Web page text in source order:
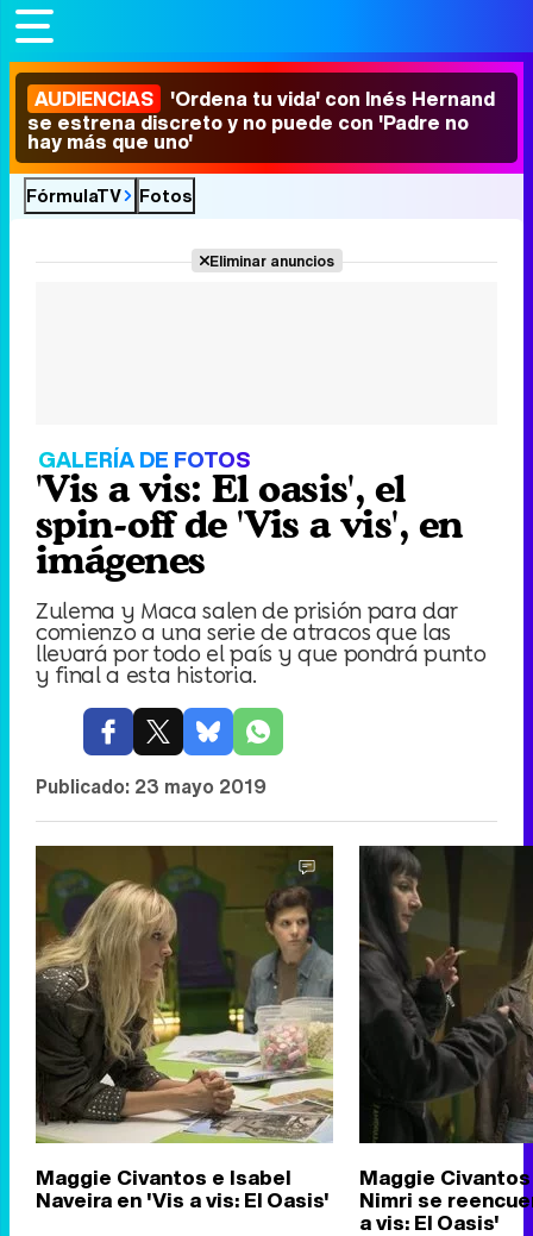
AUDIENCIAS 'Ordena tu vida' con Inés Hernand
se estrena discreto y no puede con 'Padre no
hay más que uno'
FórmulaTV Fotos
Eliminar anuncios
GALERÍA DE FOTOS
'Vis a vis: El oasis', el
spin-off de 'Vis a vis', en
imágenes
Zulema y Maca salen de prisión para dar
comienzo a una serie de atracos que las
llevará por todo el país y que pondrá punto
y final a esta historia.
Publicado: 23 mayo 2019
Maggie Civantos e Isabel
Naveira en 'Vis a vis: El Oasis'
Maggie
Nimri se
a vis: El Oasis'